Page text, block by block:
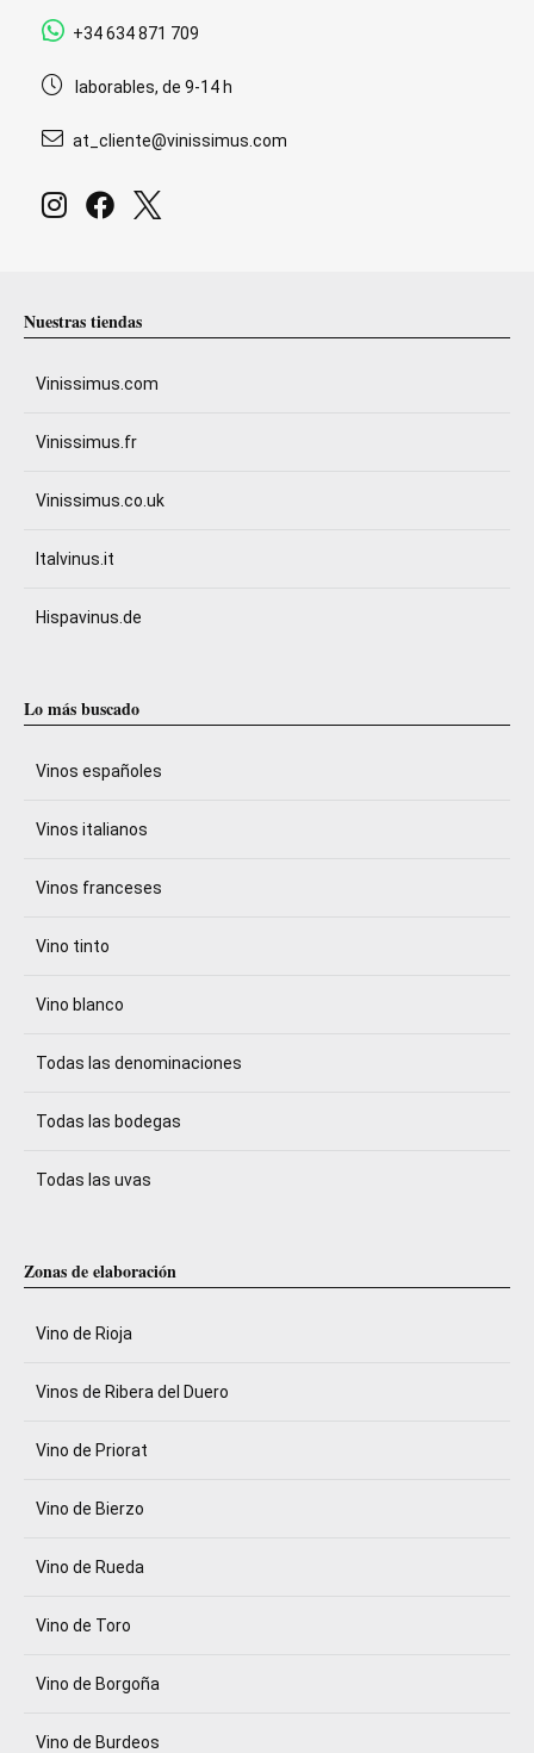
+34 634 871 709
laborables, de 9-14 h
at_cliente@vinissimus.com
Nuestras tiendas
Vinissimus.com
Vinissimus.fr
Vinissimus.co.uk
Italvinus.it
Hispavinus.de
Lo más buscado
Vinos españoles
Vinos italianos
Vinos franceses
Vino tinto
Vino blanco
Todas las denominaciones
Todas las bodegas
Todas las uvas
Zonas de elaboración
Vino de Rioja
Vinos de Ribera del Duero
Vino de Priorat
Vino de Bierzo
Vino de Rueda
Vino de Toro
Vino de Borgoña
Vino de Burdeos